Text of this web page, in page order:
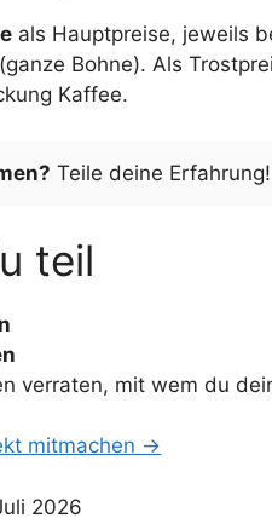
als Hauptpreise, jeweils
Bohne). Als
Kaffee.
Teile deine Erfahrung!
teil
verraten, mit wem du
mitmachen →
2026